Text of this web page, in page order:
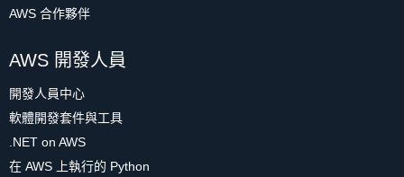
AWS 合作夥伴
AWS 開發人員
開發人員中心
軟體開發套件與工具
.NET on AWS
在 AWS 上執行的 Python